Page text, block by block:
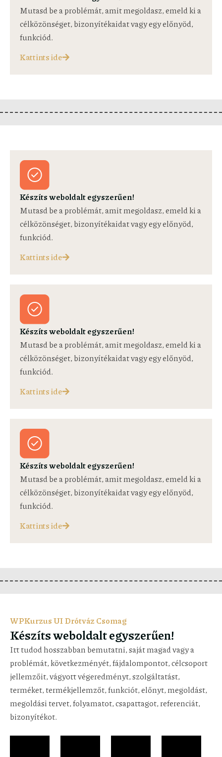
Mutasd be a problémát, amit megoldasz, emeld ki a
célközönséget, bizonyítékaidat vagy egy előnyöd,
funkciód.
Kattints ide
Készíts weboldalt egyszerűen!
Mutasd be a problémát, amit megoldasz, emeld ki a
célközönséget, bizonyítékaidat vagy egy előnyöd,
funkciód.
Kattints ide
Készíts weboldalt egyszerűen!
Mutasd be a problémát, amit megoldasz, emeld ki a
célközönséget, bizonyítékaidat vagy egy előnyöd,
funkciód.
Kattints ide
Készíts weboldalt egyszerűen!
Mutasd be a problémát, amit megoldasz, emeld ki a
célközönséget, bizonyítékaidat vagy egy előnyöd,
funkciód.
Kattints ide
WPKurzus UI Drótváz Csomag
Készíts weboldalt egyszerűen!
Itt tudod hosszabban bemutatni, saját magad vagy a
problémát, következményét, fájdalompontot, célcsoport
jellemzőit, vágyott végeredményt, szolgáltatást,
terméket, termékjellemzőt, funkciót, előnyt, megoldást,
megoldási tervet, folyamatot, csapattagot, referenciát,
bizonyítékot.